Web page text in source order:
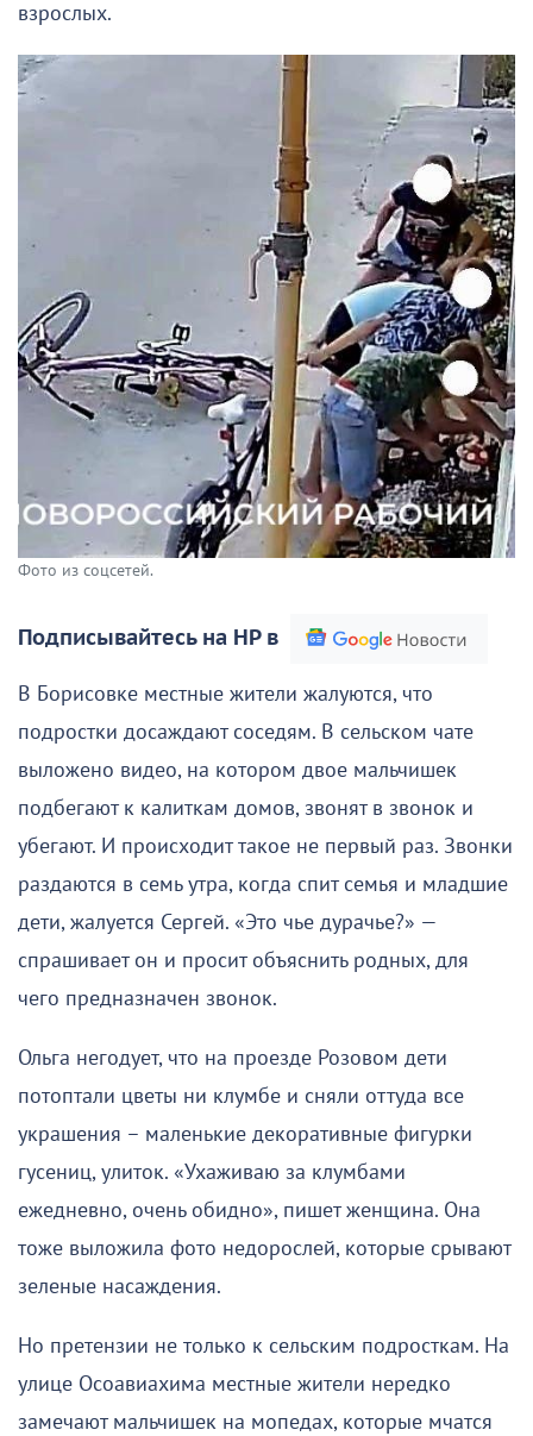
взрослых.
Фото из соцсетей.
Подписывайтесь на НР в
В Борисовке местные жители жалуются, что
подростки досаждают соседям. В сельском чате
выложено видео, на котором двое мальчишек
подбегают к калиткам домов, звонят в звонок и
убегают. И происходит такое не первый раз. Звонки
раздаются в семь утра, когда спит семья и младшие
дети, жалуется Сергей. «Это чье дурачье?» —
спрашивает он и просит объяснить родных, для
чего предназначен звонок.
Ольга негодует, что на проезде Розовом дети
потоптали цветы ни клумбе и сняли оттуда все
украшения – маленькие декоративные фигурки
гусениц, улиток. «Ухаживаю за клумбами
ежедневно, очень обидно», пишет женщина. Она
тоже выложила фото недорослей, которые срывают
зеленые насаждения.
Но претензии не только к сельским подросткам. На
улице Осоавиахима местные жители нередко
замечают мальчишек на мопедах, которые мчатся